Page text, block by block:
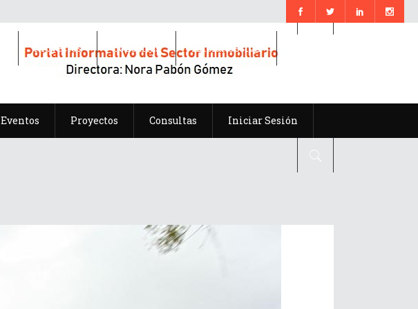
Eventos Proyectos Consultas Iniciar Sesión
Proyectos Consultas Iniciar Sesión